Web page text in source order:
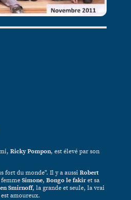
Ricky Pompon, est élevé par son
fort du monde". Il y a aussi Robert
femme Simone, Bongo le fakiret sa
Smirnoff, la grande et seule, la vrai
amoureux.